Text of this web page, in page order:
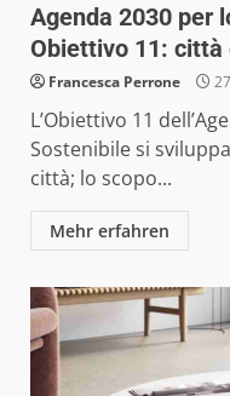
Agenda 2030 per
Obiettivo 11:
Francesca Perrone
L’Obiettivo 11
Sostenibile si
città; lo scopo...
Mehr erfahren